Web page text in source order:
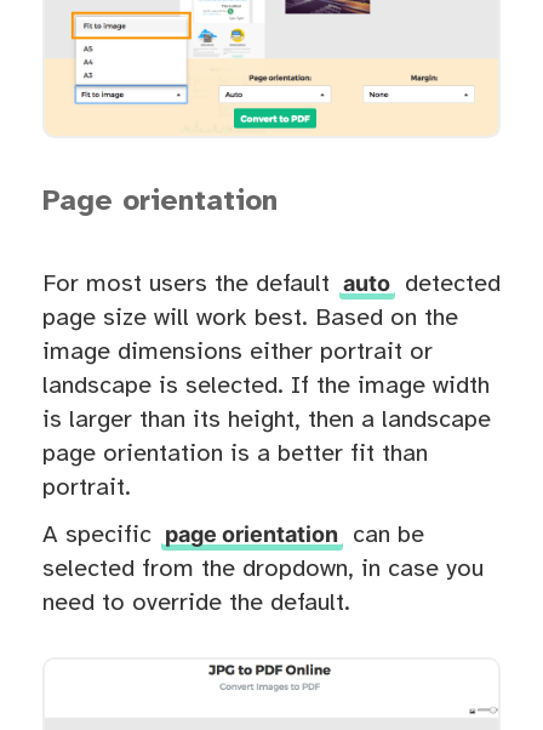
Page orientation
For most users the default auto
detected
page size will work best. Based on the
image dimensions either portrait or
landscape is selected. If the image width
is larger than its height, then a landscape
page orientation is a better fit than
portrait.
A specific page orientation
can be
selected from the dropdown, in case you
need to override the default.